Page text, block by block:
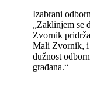
Izabrani
„Zaklinjem se
Zvornik
Mali Zvornik, i
dužnost
građana.“